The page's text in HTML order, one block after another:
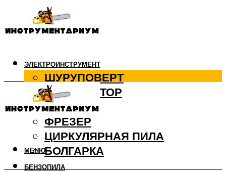
ЭЛЕКТРОИНСТРУМЕНТ
ШУРУПОВЕРТ
ПЕРФОРАТОР
ДРЕЛЬ
ФРЕЗЕР
ЦИРКУЛЯРНАЯ ПИЛА
БОЛГАРКА
БЕНЗОПИЛА
МЕНЮ